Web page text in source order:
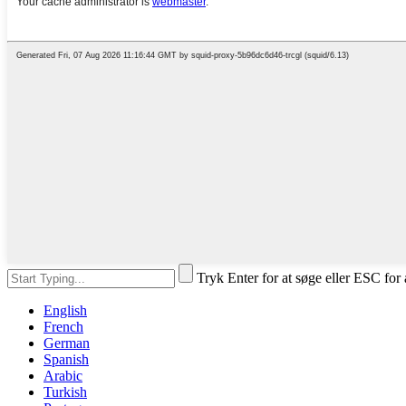
Tryk Enter for at søge eller ESC for
English
French
German
Spanish
Arabic
Turkish